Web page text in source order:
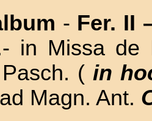
- Fer. II
in Missa
( in
ad Magn. Ant.